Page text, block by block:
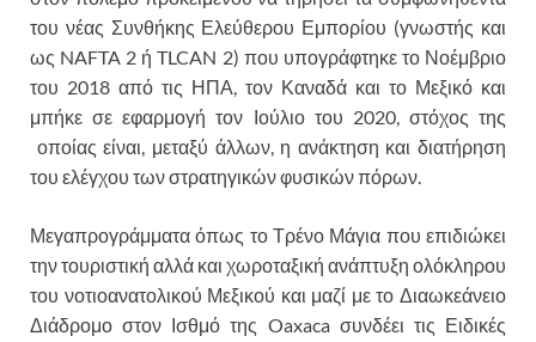
του νέας Συνθήκης Ελεύθερου Εμπορίου (γνωστής και
ως NAFTA 2 ή TLCAN 2) που υπογράφτηκε το Νοέμβριο
του 2018 από τις ΗΠΑ, τον Καναδά και το Μεξικό και
μπήκε σε εφαρμογή τον Ιούλιο του 2020, στόχος της
οποίας είναι, μεταξύ άλλων, η ανάκτηση και διατήρηση
του ελέγχου των στρατηγικών φυσικών πόρων.
Μεγαπρογράμματα όπως το Τρένο Μάγια που επιδιώκει
την τουριστική αλλά και χωροταξική ανάπτυξη ολόκληρου
του νοτιοανατολικού Μεξικού και μαζί με το Διαωκεάνειο
Διάδρομο στον Ισθμό της Oaxaca συνδέει τις Ειδικές